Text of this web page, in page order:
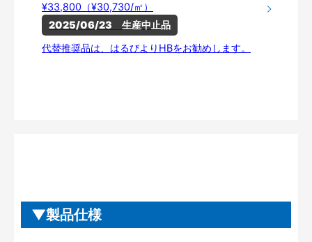
¥33,800（¥30,730/㎡）
2025/06/23　生産中止品
代替推奨品は、はるびよりHBをお勧めします。
製品仕様